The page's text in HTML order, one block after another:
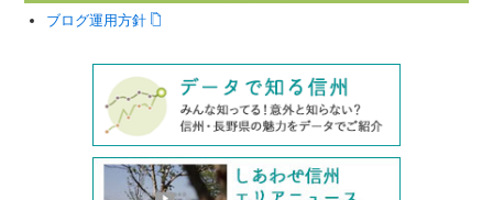
ブログ運用方針